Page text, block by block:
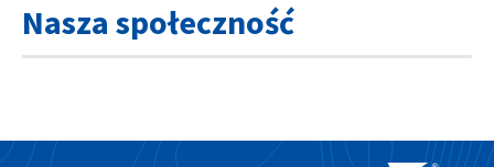
Nasza społeczność